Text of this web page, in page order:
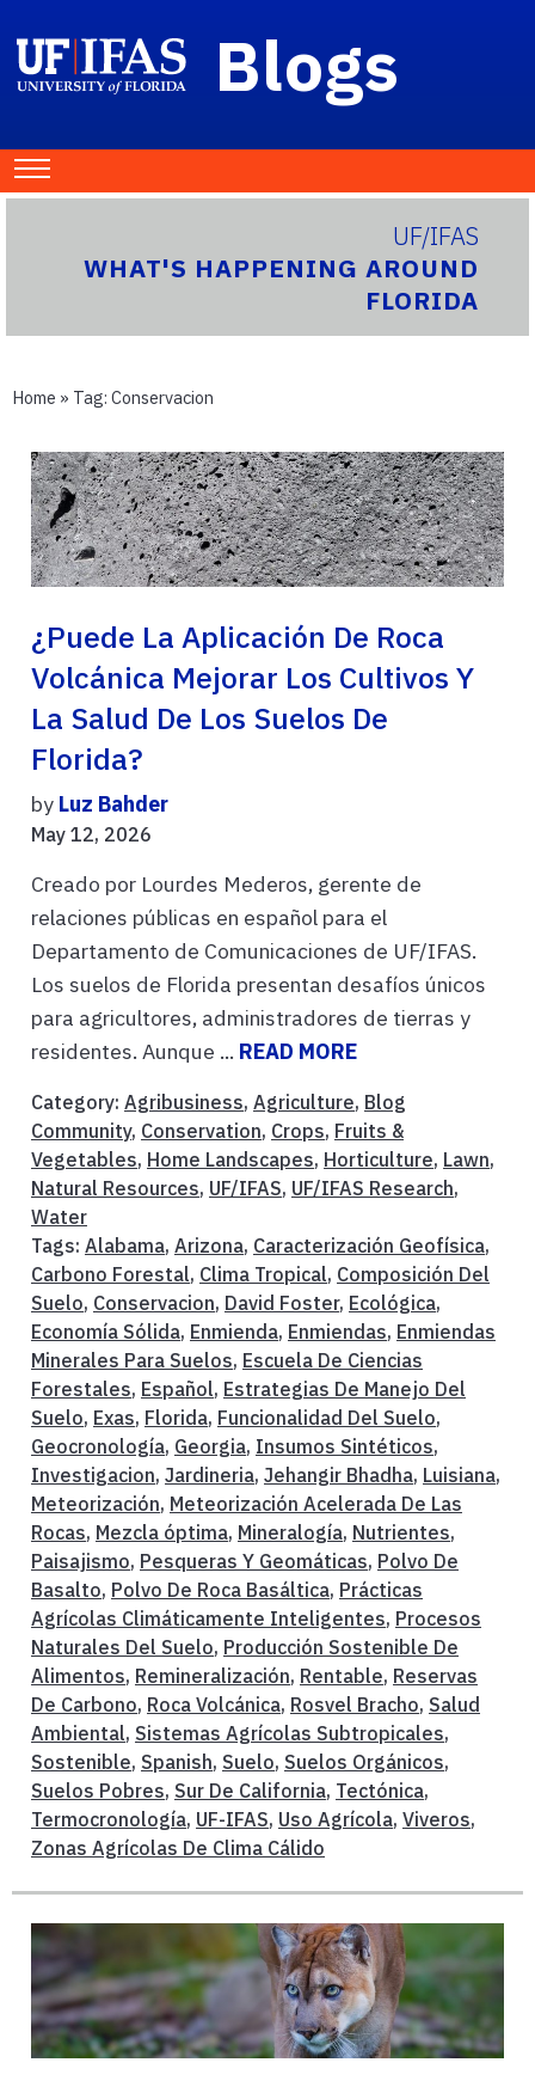
Blogs
UF/IFAS
WHAT'S HAPPENING AROUND
FLORIDA
Home » Tag: Conservacion
¿Puede La Aplicación De Roca
Volcánica Mejorar Los Cultivos Y
La Salud De Los Suelos De
Florida?
by Luz Bahder
May 12, 2026
Creado por Lourdes Mederos, gerente de
relaciones públicas en español para el
Departamento de Comunicaciones de UF/IFAS.
Los suelos de Florida presentan desafíos únicos
para agricultores, administradores de tierras y
residentes. Aunque ... READ MORE
Category: Agribusiness, Agriculture, Blog
Community, Conservation, Crops, Fruits &
Vegetables, Home Landscapes, Horticulture, Lawn,
Natural Resources, UF/IFAS, UF/IFAS Research,
Water
Tags: Alabama, Arizona, Caracterización Geofísica,
Carbono Forestal, Clima Tropical, Composición Del
Suelo, Conservacion, David Foster, Ecológica,
Economía Sólida, Enmienda, Enmiendas, Enmiendas
Minerales Para Suelos, Escuela De Ciencias
Forestales, Español, Estrategias De Manejo Del
Suelo, Exas, Florida, Funcionalidad Del Suelo,
Geocronología, Georgia, Insumos Sintéticos,
Investigacion, Jardineria, Jehangir Bhadha, Luisiana,
Meteorización, Meteorización Acelerada De Las
Rocas, Mezcla óptima, Mineralogía, Nutrientes,
Paisajismo, Pesqueras Y Geomáticas, Polvo De
Basalto, Polvo De Roca Basáltica, Prácticas
Agrícolas Climáticamente Inteligentes, Procesos
Naturales Del Suelo, Producción Sostenible De
Alimentos, Remineralización, Rentable, Reservas
De Carbono, Roca Volcánica, Rosvel Bracho, Salud
Ambiental, Sistemas Agrícolas Subtropicales,
Sostenible, Spanish, Suelo, Suelos Orgánicos,
Suelos Pobres, Sur De California, Tectónica,
Termocronología, UF-IFAS, Uso Agrícola, Viveros,
Zonas Agrícolas De Clima Cálido